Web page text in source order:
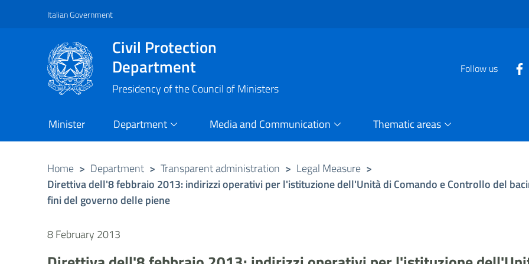
Vai al contenuto principale
Raggiungi il piè di pagina
Italian Government
Civil Protection
Department
Presidency of the Council of Ministers
Follow us
Minister Department Media and Communication Thematic areas
Home > Department > Transparent administration > Legal Measure >
Direttiva dell'8 febbraio 2013: indirizzi operativi per l'istituzione dell'Unità di Comando e Controllo del
fini del governo delle piene
8 February 2013